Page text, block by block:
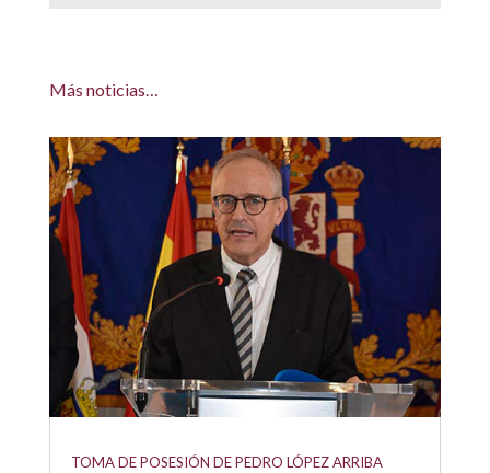
Más noticias…
TOMA DE POSESIÓN DE PEDRO LÓPEZ ARRIBA